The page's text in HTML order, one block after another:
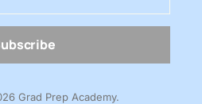
Grad Prep Academy.